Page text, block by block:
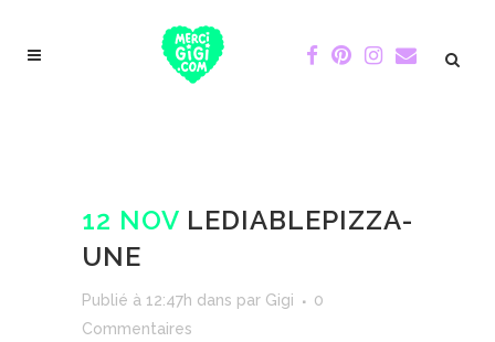
12 NOV LEDIABLEPIZZA-
UNE
Publié à 12:47h dans par Gigi
0
Commentaires